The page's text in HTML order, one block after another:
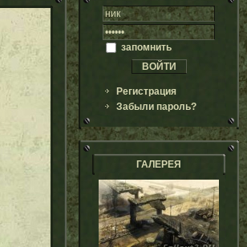
запомнить
Регистрация
Забыли пароль?
ГАЛЕРЕЯ